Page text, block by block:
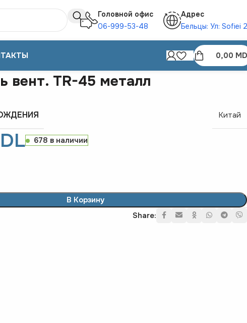
Головной офис
06-999-53-48
Адрес
Бельцы: Ул: Sofiei
0,00
вент. TR-45 металл
Китай
678 в наличии
В Корзину
Share: